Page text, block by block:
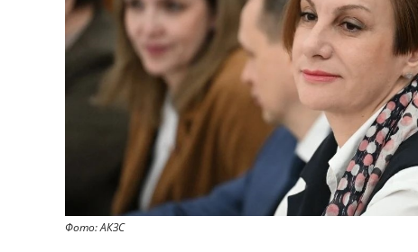
Фото: АКЗС